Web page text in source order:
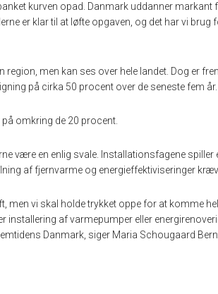
kurven opad. Danmark uddanner markant
er klar til at løfte opgaven, og det har vi brug
region, men kan ses over hele landet. Dog er
på cirka 50 procent over de seneste fem år.
på omkring de 20 procent.
være en enlig svale. Installationsfagene spiller
af fjernvarme og energieffektiviseringer
men vi skal holde trykket oppe for at komme
installering af varmepumper eller
Danmark, siger Maria Schougaard